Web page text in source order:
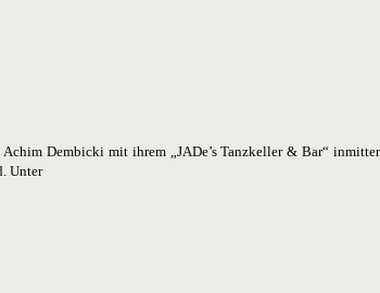
Dembicki mit ihrem „JADe’s Tanzkeller & Bar“
Unter